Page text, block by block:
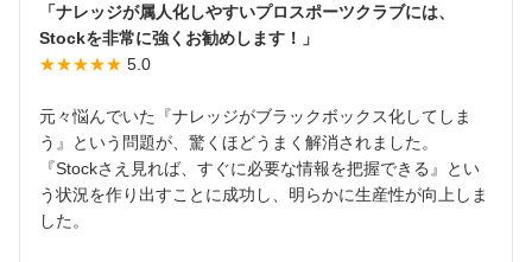
「ナレッジが属人化しやすいプロスポーツクラブには、
Stockを非常に強くお勧めします！」
★★★★★ 5.0
元々悩んでいた『ナレッジがブラックボックス化してしま
う』という問題が、驚くほどうまく解消されました。
『Stockさえ見れば、すぐに必要な情報を把握できる』とい
う状況を作り出すことに成功し、明らかに生産性が向上しま
した。